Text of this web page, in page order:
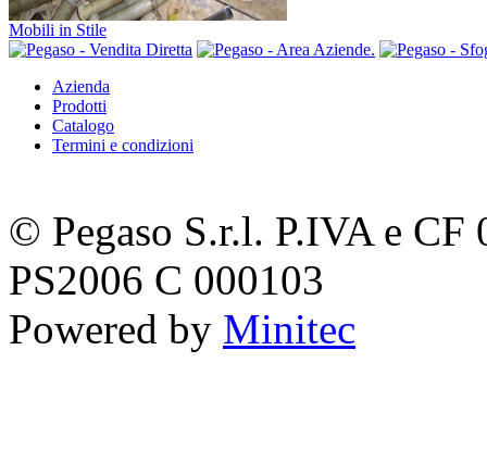
Mobili in Stile
Azienda
Prodotti
Catalogo
Termini e condizioni
© Pegaso S.r.l. P.IVA e
PS2006 C 000103
Powered by Minitec